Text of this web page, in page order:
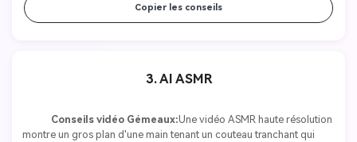
Copier les conseils
3. AI ASMR
Conseils vidéo Gémeaux:Une vidéo ASMR haute résolution
montre un gros plan d'une main tenant un couteau tranchant qui